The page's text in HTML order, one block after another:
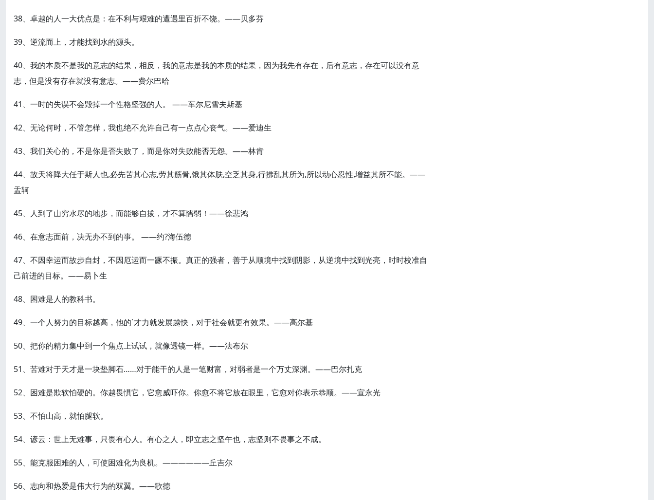
38、卓越的人一大优点是：在不利与艰难的遭遇里百折不饶。——贝多芬
39、逆流而上，才能找到水的源头。
40、我的本质不是我的意志的结果，相反，我的意志是我的本质的结果，因为我先有存在，后有意志，存在可以没有意
志，但是没有存在就没有意志。——费尔巴哈
41、一时的失误不会毁掉一个性格坚强的人。 ——车尔尼雪夫斯基
42、无论何时，不管怎样，我也绝不允许自己有一点点心丧气。——爱迪生
43、我们关心的，不是你是否失败了，而是你对失败能否无怨。——林肯
44、故天将降大任于斯人也,必先苦其心志,劳其筋骨,饿其体肤,空乏其身,行拂乱其所为,所以动心忍性,增益其所不能。——
盂轲
45、人到了山穷水尽的地步，而能够自拔，才不算懦弱！——徐悲鸿
46、在意志面前，决无办不到的事。 ——约?海伍德
47、不因幸运而故步自封，不因厄运而一蹶不振。真正的强者，善于从顺境中找到阴影，从逆境中找到光亮，时时校准自
己前进的目标。——易卜生
48、困难是人的教科书。
49、一个人努力的目标越高，他的`才力就发展越快，对于社会就更有效果。——高尔基
50、把你的精力集中到一个焦点上试试，就像透镜一样。——法布尔
51、苦难对于天才是一块垫脚石……对于能干的人是一笔财富，对弱者是一个万丈深渊。——巴尔扎克
52、困难是欺软怕硬的。你越畏惧它，它愈威吓你。你愈不将它放在眼里，它愈对你表示恭顺。——宣永光
53、不怕山高，就怕腿软。
54、谚云：世上无难事，只畏有心人。有心之人，即立志之坚午也，志坚则不畏事之不成。
55、能克服困难的人，可使困难化为良机。——————丘吉尔
56、志向和热爱是伟大行为的双翼。——歌德